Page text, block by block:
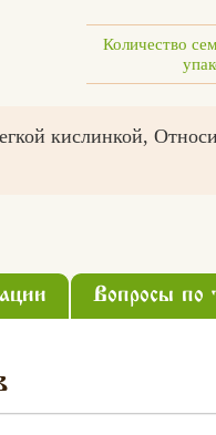
Количество
кислинкой,
Вопросы по